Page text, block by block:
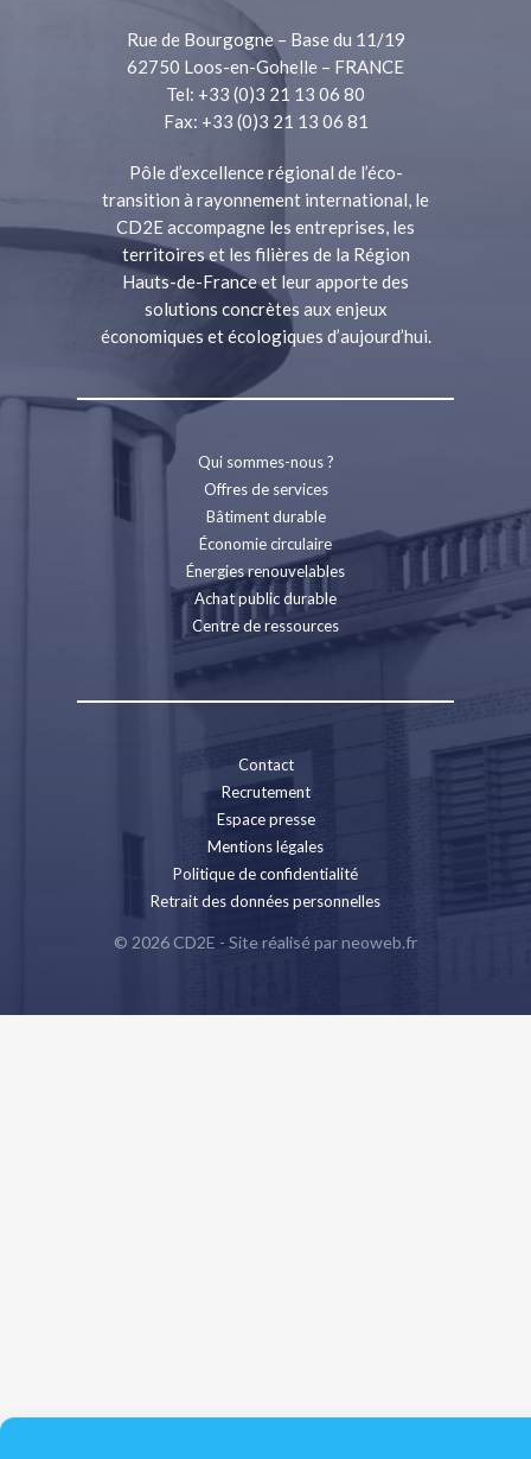
Rue de Bourgogne – Base du 11/19
62750 Loos-en-Gohelle – FRANCE
Tel: +33 (0)3 21 13 06 80
Fax: +33 (0)3 21 13 06 81
Pôle d’excellence régional de l’éco-
transition à rayonnement international, le
CD2E accompagne les entreprises, les
territoires et les filières de la Région
Hauts-de-France et leur apporte des
solutions concrètes aux enjeux
économiques et écologiques d’aujourd’hui.
Qui sommes-nous ?
Offres de services
Bâtiment durable
Économie circulaire
Énergies renouvelables
Achat public durable
Centre de ressources
Contact
Recrutement
Espace presse
Mentions légales
Politique de confidentialité
Retrait des données personnelles
© 2026 CD2E - Site réalisé parneoweb.fr